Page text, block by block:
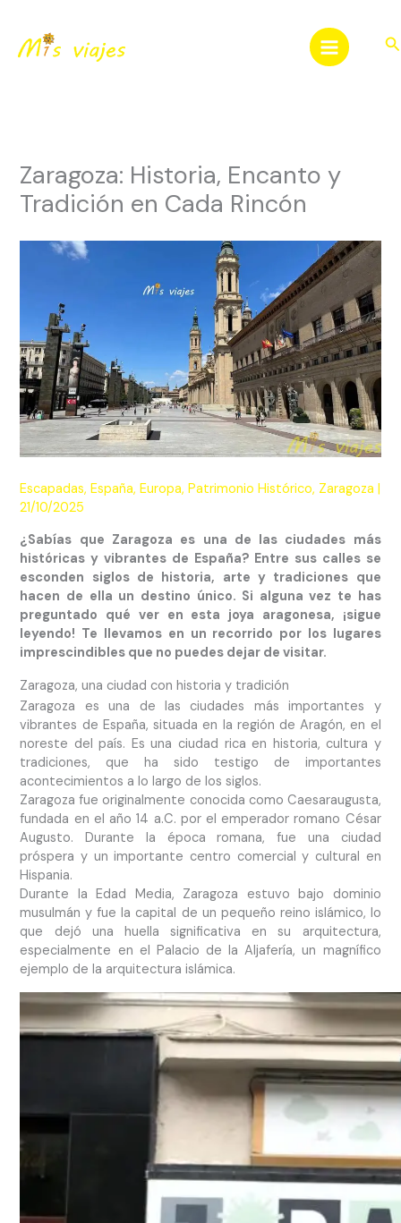
contenido
Zaragoza: Historia, Encanto y
Tradición en Cada Rincón
Escapadas,España,Europa,Patrimonio Histórico, Zaragoza
21/10/2025
¿Sabías que Zaragoza es una de las ciudades más
históricas y vibrantes de España? Entre sus calles se
esconden siglos de historia, arte y tradiciones que
hacen de ella un destino único. Si alguna vez te has
preguntado qué ver en esta joya aragonesa, ¡sigue
leyendo! Te llevamos en un recorrido por los lugares
imprescindibles que no puedes dejar de visitar.
Zaragoza, una ciudad con historia y tradición
Zaragoza es una de las ciudades más importantes y
vibrantes de España, situada en la región de Aragón, en el
noreste del país. Es una ciudad rica en historia, cultura y
tradiciones, que ha sido testigo de importantes
acontecimientos a lo largo de los siglos.
Zaragoza fue originalmente conocida como Caesaraugusta,
fundada en el año 14 a.C. por el emperador romano César
Augusto. Durante la época romana, fue una ciudad
próspera y un importante centro comercial y cultural en
Hispania.
Durante la Edad Media, Zaragoza estuvo bajo dominio
musulmán y fue la capital de un pequeño reino islámico, lo
que dejó una huella significativa en su arquitectura,
especialmente en el Palacio de la Aljafería, un magnífico
ejemplo de la arquitectura islámica.